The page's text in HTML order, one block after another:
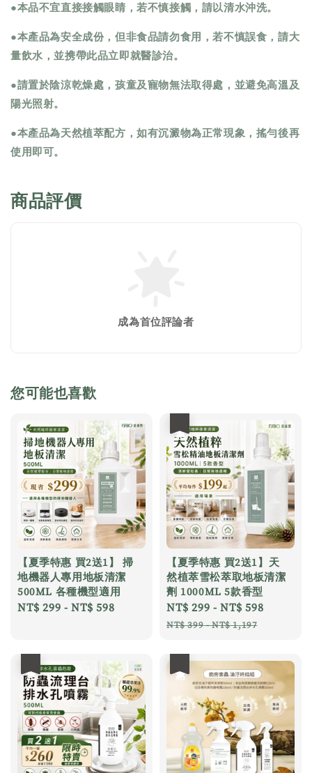
●本品不宜直接接觸眼睛，若不慎接觸，請以清水沖洗。
●本產品為安全成份，但非食品請勿食用，若不慎誤食，請大
量飲水，並携帶此品立即就醫診治。
●請置於陰涼乾燥處，孩童及寵物無法取得處，並避免高溫及
陽光照射。
●本產品為天然植萃配方，如有沉澱物為正常現象，搖勻後再
使用即可。
商品評價
成為首位評論者
您可能也喜歡
【夏季特惠 買2送1】 掃
地機器人專用地板清潔
500ML 各種機型適用
Regular
NT$ 299 -NT$ 598
【夏季特惠 買2送1】天
然植萃雪松萃取地板清潔
劑 1000ML 5款香型
Sale
price
NT$ 299 -NT$ 598
NT$ 399-NT$ 1,197